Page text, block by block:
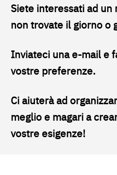
Siete interessati ad un
non trovate il giorno o
Inviateci una e-mail e
vostre preferenze.
Ci aiuterà ad
meglio e magari a
vostre esigenze!